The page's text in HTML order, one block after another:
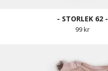
- STORLEK 62 -
99 kr